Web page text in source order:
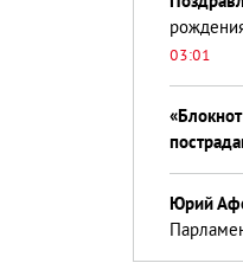
03:01
Юрий